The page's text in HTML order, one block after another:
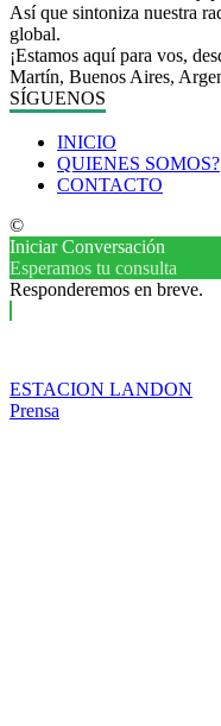
Así que sintoniza nuestra
global.
¡Estamos aquí para vos,
Martín, Buenos Aires,
SÍGUENOS
INICIO
QUIENES SOMOS?
CONTACTO
©
Iniciar Conversación
Esperamos tu consulta
Responderemos en breve.
ESTACION LANDON
Prensa